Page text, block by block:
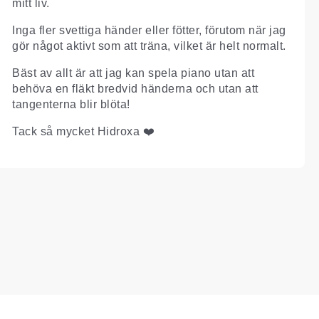
mitt liv.
Inga fler svettiga händer eller fötter, förutom när jag
gör något aktivt som att träna, vilket är helt normalt.
Bäst av allt är att jag kan spela piano utan att
behöva en fläkt bredvid händerna och utan att
tangenterna blir blöta!
Tack så mycket Hidroxa ❤️